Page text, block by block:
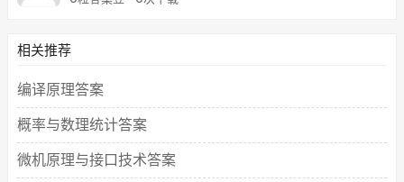
相关推荐
编译原理答案
概率与数理统计答案
微机原理与接口技术答案